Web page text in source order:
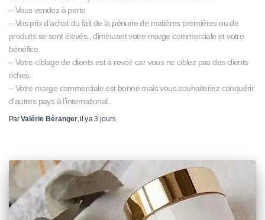
– Vous vendez à perte
– Vos prix d’achat du fait de la pénurie de matières premières ou de
produits se sont élevés., diminuant votre marge commerciale et votre
bénéfice.
– Votre ciblage de clients est à revoir car vous ne ciblez pas des clients
riches.
– Votre marge commerciale est bonne mais vous souhaiteriez conquérir
d’autres pays à l’international..
ParValérie Béranger, il y a3 jours